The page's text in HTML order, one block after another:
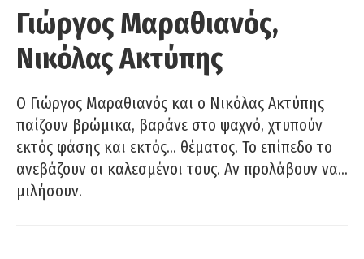
Γιώργος Μαραθιανός,
Νικόλας Ακτύπης
Ο Γιώργος Μαραθιανός και ο Νικόλας Ακτύπης
παίζουν βρώμικα, βαράνε στο ψαχνό, χτυπούν
εκτός φάσης και εκτός… θέματος. Το επίπεδο το
ανεβάζουν οι καλεσμένοι τους. Αν προλάβουν να…
μιλήσουν.